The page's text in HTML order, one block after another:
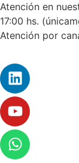
Atención en
17:00 hs.
Atención por